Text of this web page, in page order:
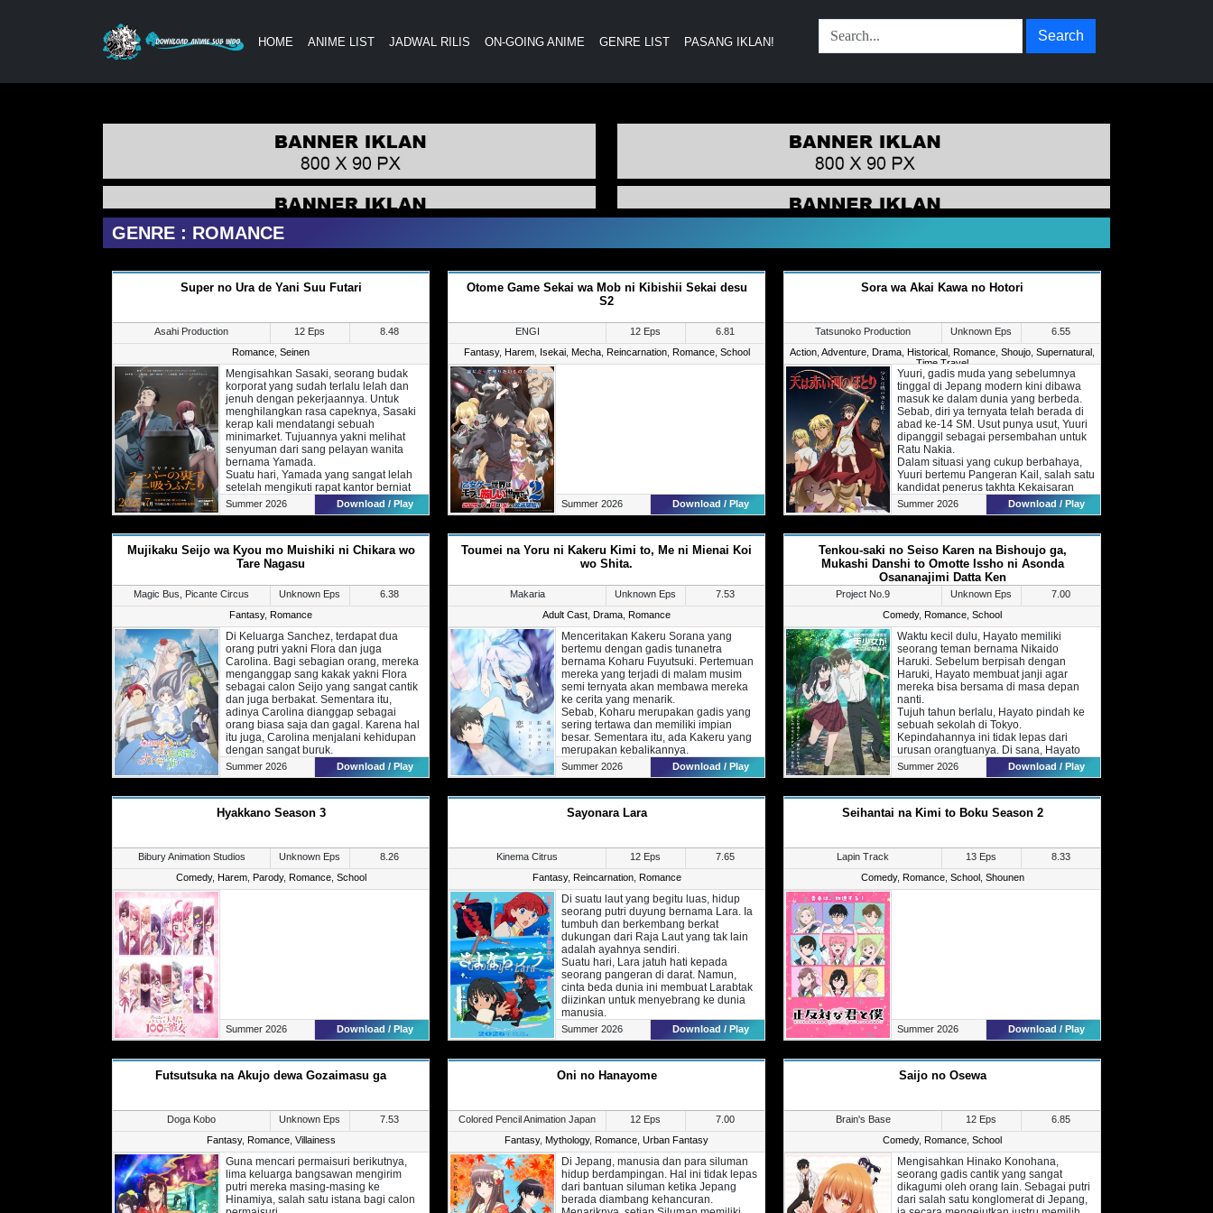
HOME ANIME LIST JADWAL RILIS ON-GOING ANIME GENRE LIST PASANG IKLAN! Search
GENRE : ROMANCE
Super no Ura de Yani Suu Futari
Asahi Production 12 Eps
8.48
Romance Seinen
Mengisahkan Sasaki, seorang budak
korporat yang sudah terlalu lelah dan
jenuh dengan pekerjaannya. Untuk
menghilangkan rasa capeknya, Sasaki
kerap kali mendatangi sebuah
minimarket. Tujuannya yakni melihat
senyuman dari sang pelayan wanita
bernama Yamada.
Suatu hari, Yamada yang sangat lelah
setelah mengikuti rapat kantor berniat
untuk melihat Yamada bekerja. Namun,
sesampainya disana Sasaki tidak
Dalam perjalanan pulang, Sasaki yang
berniat untuk merokok diajak oleh
seorang wanita bernama Tayama.
Yamada namun dengan versi yang
berbeda.
Summer 2026 Download / Play
Otome Game Sekai wa Mob ni Kibishii Sekai desu
S2
ENGI 12 Eps
6.81
Fantasy, Harem, Isekai, Mecha, Reincarnation, Romance, School
Summer 2026 Download / Play
Sora wa Akai Kawa no Hotori
Tatsunoko Production Unknown Eps
6.55
Action Adventure Drama Historical Romance Shoujo Supernatural
Time Travel
Yuuri, gadis muda yang sebelumnya
tinggal di Jepang modern kini dibawa
masuk ke dalam dunia yang berbeda.
Sebab, diri ya ternyata telah berada di
abad ke-14 SM. Usut punya usut, Yuuri
dipanggil sebagai persembahan untuk
Ratu Nakia.
Dalam situasi yang cukup berbahaya,
Yuuri bertemu Pangeran Kail, salah satu
kandidat penerus takhta Kekaisaran
Hittite. Sang pangeran
menyembunyikan status Yuuri dengan
Dalam waktu singkat, Yuuri di kenal
sebagai Isthar, Dewi Perang yang
mampu memikat hati rakyatnya.
Walau begitu, Yuuri yang dikenal
sebagai selir pangeran akhirnya tetap
terlibat konflik dengan Ratu Nakia.
Summer 2026 Download / Play
Mujikaku Seijo wa Kyou mo Muishiki ni Chikara wo
Tare Nagasu
Magic Bus, Picante Circus Unknown Eps
6.38
Fantasy, Romance
Di Keluarga Sanchez, terdapat dua
orang putri yakni Flora dan juga
Carolina. Bagi sebagian orang, mereka
menganggap sang kakak yakni Flora
sebagai calon Seijo yang sangat cantik
dan juga berbakat. Sementara itu,
adinya Carolina dianggap sebagai
orang biasa saja dan gagal. Karena hal
itu juga, Carolina menjalani kehidupan
dengan sangat buruk.
Suatu hari, Carolina mendapatkan
tawaran pernikahan dari Pangeran
ini bertujuan untuk menghubungkan
kedua keluarga di dalam ikatan politik.
jahat.
Walau begitu, ia terpaksa menerima
tawaran tersebut dan datang ke
kerajaan tetangga. Sesampainya di
Summer 2026 Download / Play
Toumei na Yoru ni Kakeru Kimi to, Me ni Mienai Koi
wo Shita.
Makaria Unknown Eps
7.53
Adult Cast Drama Romance
Menceritakan Kakeru Sorana yang
bertemu dengan gadis tunanetra
bernama Koharu Fuyutsuki. Pertemuan
mereka yang terjadi di malam musim
semi ternyata akan membawa mereka
ke cerita yang menarik.
Sebab, Koharu merupakan gadis yang
sering tertawa dan memiliki impian
besar. Sementara itu, ada Kakeru yang
merupakan kebalikannya.
Cerita mereka yang awalnya bermula
dari sebuah kegiatan kampus ternyata
Summer 2026 Download / Play
Tenkou-saki no Seiso Karen na Bishoujo ga,
Mukashi Danshi to Omotte Issho ni Asonda
Osananajimi Datta Ken
Project No.9 Unknown Eps
7.00
Comedy, Romance School
Waktu kecil dulu, Hayato memiliki
seorang teman bernama Nikaido
Haruki. Sebelum berpisah dengan
Haruki, Hayato membuat janji agar
mereka bisa bersama di masa depan
nanti.
Tujuh tahun berlalu, Hayato pindah ke
sebuah sekolah di Tokyo.
Kepindahannya ini tidak lepas dari
urusan orangtuanya. Di sana, Hayato
akhirnya kembali bertemu dengan
Haruki.
sangatlah berbeda jika ia hanya
berduaan dengan Hayato. Senyum kecil
Hayato sendiri.
Summer 2026 Download / Play
Hyakkano Season 3
Bibury Animation Studios Unknown Eps
8.26
Comedy, Harem, Parody, Romance, School
Summer 2026 Download / Play
Sayonara Lara
Kinema Citrus 12 Eps
7.65
Fantasy, Reincarnation, Romance
Di suatu laut yang begitu luas, hidup
seorang putri duyung bernama Lara. Ia
tumbuh dan berkembang berkat
dukungan dari Raja Laut yang tak lain
adalah ayahnya sendiri.
Suatu hari, Lara jatuh hati kepada
seorang pangeran di darat. Namun,
cinta beda dunia ini membuat Larabtak
diizinkan untuk menyebrang ke dunia
manusia.
Walau begitu, Lara tetap nekat menuju
daratan dengan meminum sebuah
wujudnya menjadi manusia.
Sayangnya, ramuan yang ia minum
tidak maka menghilang dari dunia
dalam artian mati.
Summer 2026 Download / Play
Seihantai na Kimi to Boku Season 2
Lapin Track 13 Eps
8.33
Comedy, Romance, School, Shounen
Summer 2026 Download / Play
Futsutsuka na Akujo dewa Gozaimasu ga
Doga Kobo Unknown Eps
7.53
Fantasy, Romance, Villainess
Guna mencari permaisuri berikutnya,
lima keluarga bangsawan mengirim
putri mereka masing-masing ke
Hinamiya, salah satu istana bagi calon
Oni no Hanayome
Colored Pencil Animation Japan 12 Eps
7.00
Fantasy, Mythology, Romance Urban Fantasy
Di Jepang, manusia dan para siluman
hidup berdampingan. Hal ini tidak lepas
dari bantuan siluman ketika Jepang
berada diambang kehancuran.
Saijo no Osewa
Brain's Base 12 Eps
6.85
Comedy, Romance School
Mengisahkan Hinako Konohana,
seorang gadis cantik yang sangat
dikagumi oleh orang lain. Sebagai putri
dari salah satu konglomerat di Jepang,